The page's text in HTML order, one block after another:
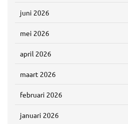
juni 2026
mei 2026
april 2026
maart 2026
februari 2026
januari 2026